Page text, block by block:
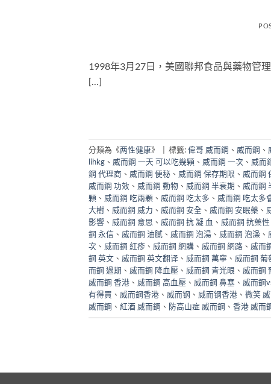
1998年3月27日，美國聯邦食品與藥物管
[…]
分類為《两性健康》 標籤:偉哥 威而鋼 、 威而鋼 、
lihkg 、 威而鋼 一天 可以吃幾顆 、 威而鋼 一次 、 威而
鋼 代理商 、 威而鋼 便秘 、 威而鋼 保存期限 、 威而鋼
威而鋼 功效 、 威而鋼 動物 、 威而鋼 半衰期 、 威而鋼
顆 、 威而鋼 吃兩顆 、 威而鋼 吃太多 、 威而鋼 吃太多
大樹 、 威而鋼 威力 、 威而鋼 安全 、 威而鋼 安眠藥 、
影響 、 威而鋼 意思 、 威而鋼 抗 凝 血 、 威而鋼 抗藥性
鋼 永信 、 威而鋼 油膩 、 威而鋼 泡湯 、 威而鋼 泡澡 、
次 、 威而鋼 紅疹 、 威而鋼 網購 、 威而鋼 網路 、 威而
鋼 英文 、 威而鋼 英文翻译 、 威而鋼 萬寧 、 威而鋼 葡
而鋼 過期 、 威而鋼 降血壓 、 威而鋼 青光眼 、 威而鋼
威而鋼 香港 、 威而鋼 高血壓 、 威而鋼 鼻塞 、 威而鋼
有得買 、 威而鋼香港 、 威而钢 、 威而钢香港 、 微笑
威而鋼 、 紅酒 威而鋼 、 防高山症 威而鋼 、 香港 威而